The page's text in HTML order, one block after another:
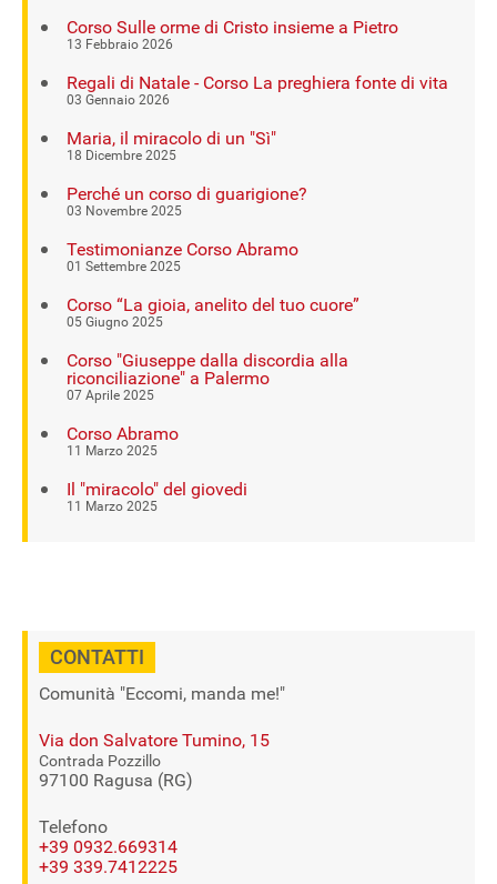
Corso Sulle orme di Cristo insieme a Pietro
13 Febbraio 2026
Regali di Natale - Corso La preghiera fonte di vita
03 Gennaio 2026
Maria, il miracolo di un "Sì"
18 Dicembre 2025
Perché un corso di guarigione?
03 Novembre 2025
Testimonianze Corso Abramo
01 Settembre 2025
Corso “La gioia, anelito del tuo cuore”
05 Giugno 2025
Corso "Giuseppe dalla discordia alla
riconciliazione" a Palermo
07 Aprile 2025
Corso Abramo
11 Marzo 2025
Il "miracolo" del giovedi
11 Marzo 2025
CONTATTI
Comunità "Eccomi, manda me!"
Via don Salvatore Tumino, 15
Contrada Pozzillo
97100 Ragusa (RG)
Telefono
+39 0932.669314
+39 339.7412225